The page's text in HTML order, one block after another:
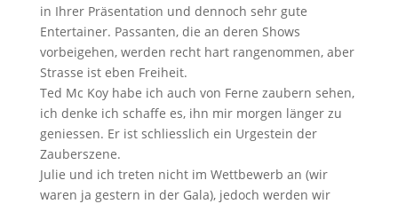
in Ihrer Präsentation und dennoch sehr gute
Entertainer. Passanten, die an deren Shows
vorbeigehen, werden recht hart rangenommen, aber
Strasse ist eben Freiheit.
Ted Mc Koy habe ich auch von Ferne zaubern sehen,
ich denke ich schaffe es, ihn mir morgen länger zu
geniessen. Er ist schliesslich ein Urgestein der
Zauberszene.
Julie und ich treten nicht im Wettbewerb an (wir
waren ja gestern in der Gala), jedoch werden wir